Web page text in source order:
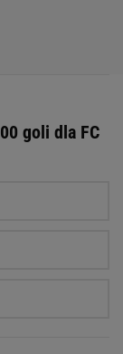
goli dla FC